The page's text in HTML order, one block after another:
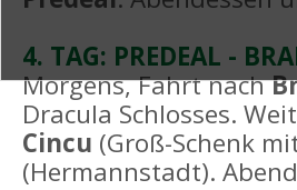
4. TAG: PREDEAL -
Morgens, Fahrt nach
Dracula Schlosses.
Cincu (Groß-Schenk
(Hermannstadt).